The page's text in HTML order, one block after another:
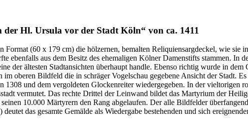
der Hl. Ursula vor der Stadt Köln“ von ca. 1411
(60 x 179 cm) die hölzernen, bemalten Reliquiensargdeckel, wie sie
ebenfalls aus dem Besitz des ehemaligen Kölner Damenstifts stammen. In
der ältesten Stadtansichten überhaupt handle. Ebenso richtig wurde in
oberen Bildfeld die in schräger Vogelschau gegebene Ansicht der Stadt.
und dem vergoldeten Glockenreiter wiedergegeben. In der vieltorigen
vermutet. Das rechte Drittel der Leinwand bildet das Martyrium der
10.000 Märtyrern den Rang abgelaufen. Der alle Bildfelder
das gesamte Gemälde als Wiedergabe bestehenden und sich